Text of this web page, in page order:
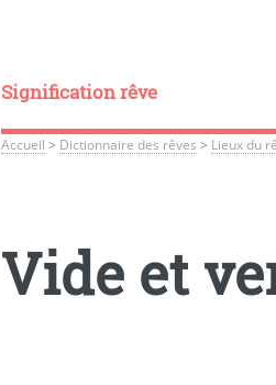
Signification rêve
Accueil > Dictionnaire des rêves > Lieux du
Vide et